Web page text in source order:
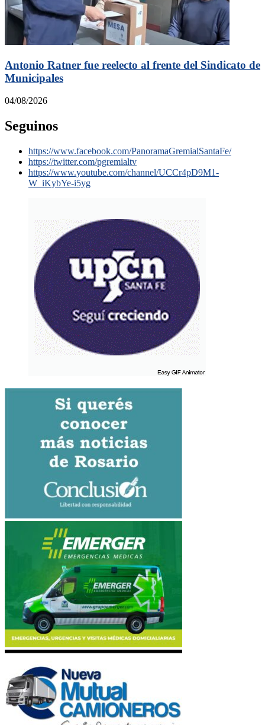
Antonio Ratner fue reelecto al frente del Sindicato de
Municipales
04/08/2026
Seguinos
https://www.facebook.com/PanoramaGremialSantaFe/
https://twitter.com/pgremialtv
https://www.youtube.com/channel/UCCr4pD9M1-
W_iKybYe-i5yg